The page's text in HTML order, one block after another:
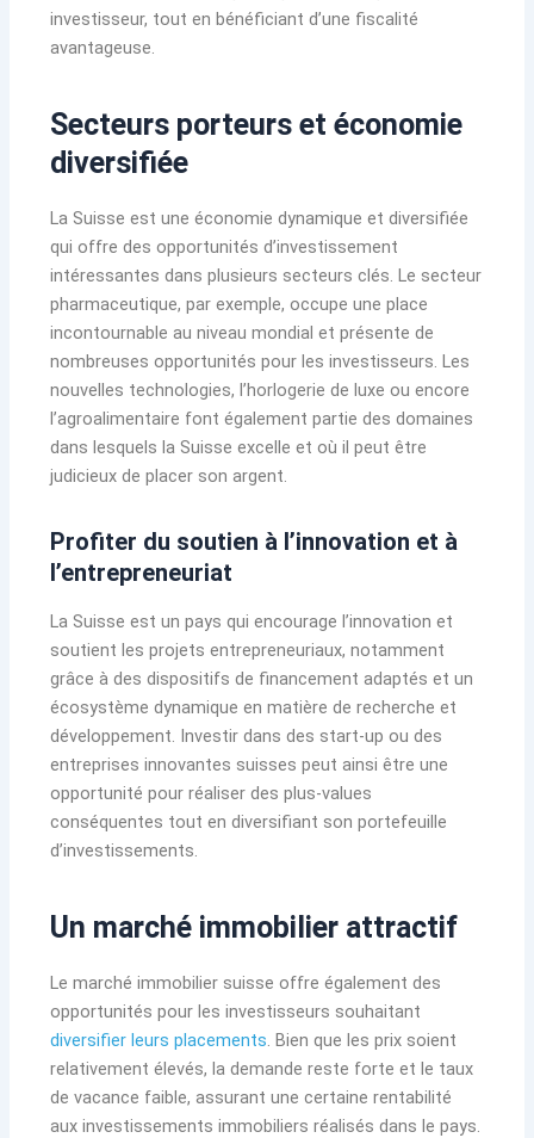
investisseur, tout en bénéficiant d’une fiscalité
avantageuse.
Secteurs porteurs et économie
diversifiée
La Suisse est une économie dynamique et diversifiée
qui offre des opportunités d’investissement
intéressantes dans plusieurs secteurs clés. Le secteur
pharmaceutique, par exemple, occupe une place
incontournable au niveau mondial et présente de
nombreuses opportunités pour les investisseurs. Les
nouvelles technologies, l’horlogerie de luxe ou encore
l’agroalimentaire font également partie des domaines
dans lesquels la Suisse excelle et où il peut être
judicieux de placer son argent.
Profiter du soutien à l’innovation et à
l’entrepreneuriat
La Suisse est un pays qui encourage l’innovation et
soutient les projets entrepreneuriaux, notamment
grâce à des dispositifs de financement adaptés et un
écosystème dynamique en matière de recherche et
développement. Investir dans des start-up ou des
entreprises innovantes suisses peut ainsi être une
opportunité pour réaliser des plus-values
conséquentes tout en diversifiant son portefeuille
d’investissements.
Un marché immobilier attractif
Le marché immobilier suisse offre également des
opportunités pour les investisseurs souhaitant
diversifier leurs placements. Bien que les prix soient
relativement élevés, la demande reste forte et le taux
de vacance faible, assurant une certaine rentabilité
aux investissements immobiliers réalisés dans le pays.